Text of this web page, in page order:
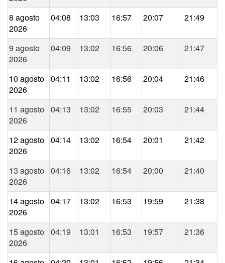
8 agosto
2026
04:08 13:03 16:57 20:07 21:49
9 agosto
2026
04:09 13:02 16:56 20:06 21:47
10 agosto
2026
04:11 13:02 16:56 20:04 21:46
11 agosto
2026
04:13 13:02 16:55 20:03 21:44
12 agosto
2026
04:14 13:02 16:54 20:01 21:42
13 agosto
2026
04:16 13:02 16:54 20:00 21:40
14 agosto
2026
04:17 13:02 16:53 19:59 21:38
15 agosto
2026
04:19 13:01 16:53 19:57 21:36